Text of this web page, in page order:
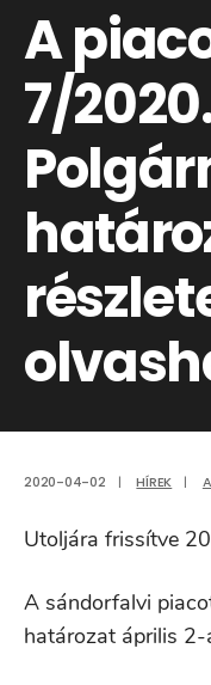
A
7/
2020-04-02 | HÍREK |
Utoljára frissítve
A sándorfalvi
határozat április